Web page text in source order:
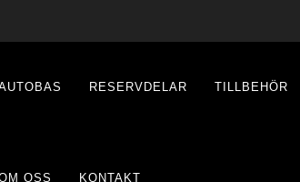
RESERVDELAR TILLBEHÖR
OSS KONTAKT